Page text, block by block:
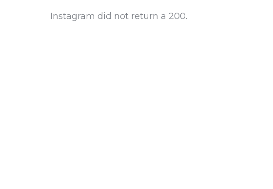
Instagram did not return a 200.